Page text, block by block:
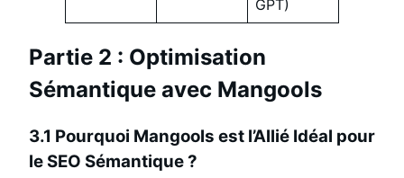
GPT)
Partie 2 : Optimisation
Sémantique avec Mangools
3.1 Pourquoi Mangools est l’Allié Idéal pour
le SEO Sémantique ?